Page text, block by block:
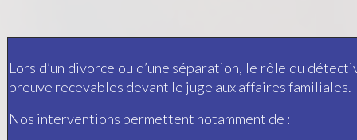
Lors d’un divorce ou d’une séparation, le rôle du
preuve recevables devant le juge aux affaires familiales.
Nos interventions permettent notamment de :